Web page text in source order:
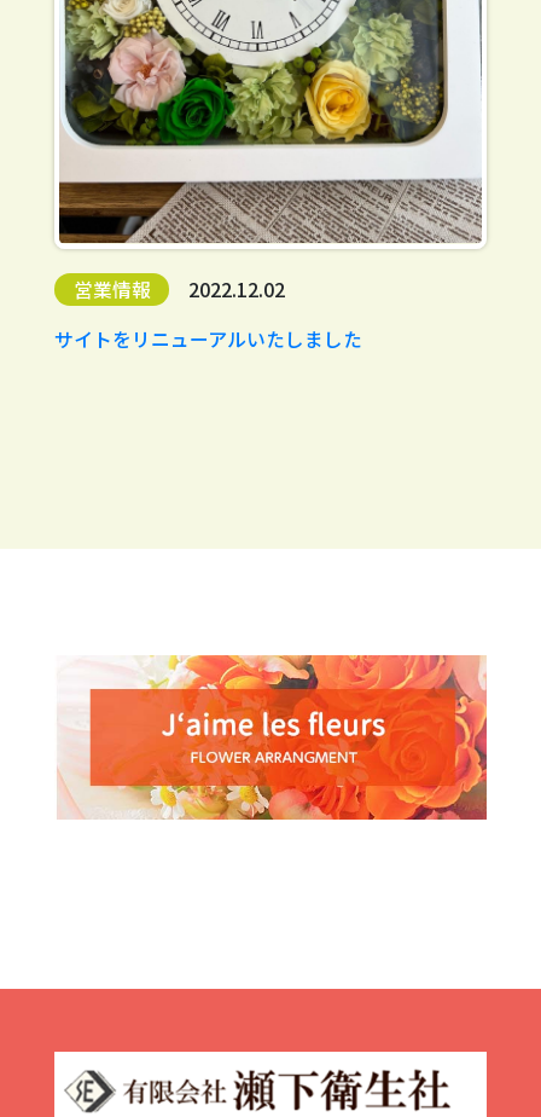
営業情報
2022.12.02
サイトをリニューアルいたしました